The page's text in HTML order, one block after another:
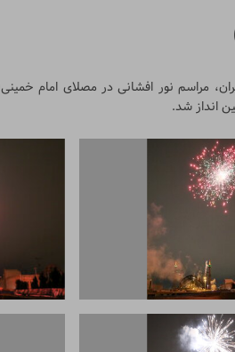
مراسم نور افشانی در مصلای امام